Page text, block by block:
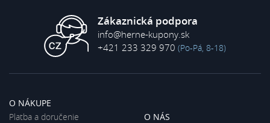
Zákaznická podpora
info@herne-kupony.sk
+421 233 329 970 (Po-Pá, 8-18)
O NÁKUPE
Platba a doručenie
O NÁS